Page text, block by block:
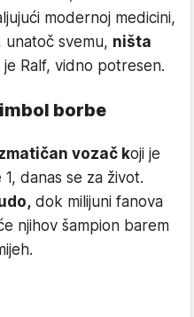
modernoj medicini,
unatoč svemu, ništa
je Ralf, vidno potresen.
borbe
vozač koji je
danas se za život.
dok milijuni fanova
njihov šampion barem